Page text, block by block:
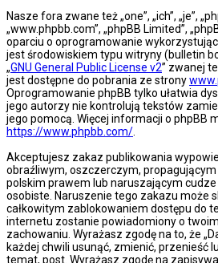
Nasze fora zwane też „one”, „ich”, „je”,
„www.phpbb.com”, „phpBB Limited”,
oparciu o oprogramowanie
jest środowiskiem typu witryny (bulletin
„GNU General Public License v2” zwanej
jest dostępne do pobrania ze strony
Oprogramowanie phpBB tylko ułatwia
jego autorzy nie kontrolują tekstów
jego pomocą. Więcej informacji o phpBB
https://www.phpbb.com/
Akceptujesz zakaz publikowania
obraźliwym, oszczerczym,
polskim prawem lub naruszającym
osobiste. Naruszenie tego zakazu może
całkowitym zablokowaniem dostępu do
internetu zostanie powiadomiony o
zachowaniu. Wyrażasz zgodę na to, że
każdej chwili usunąć, zmienić, przenieść
temat, post. Wyrażasz zgodę na